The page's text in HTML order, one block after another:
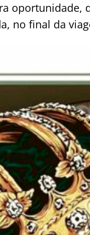
no final da